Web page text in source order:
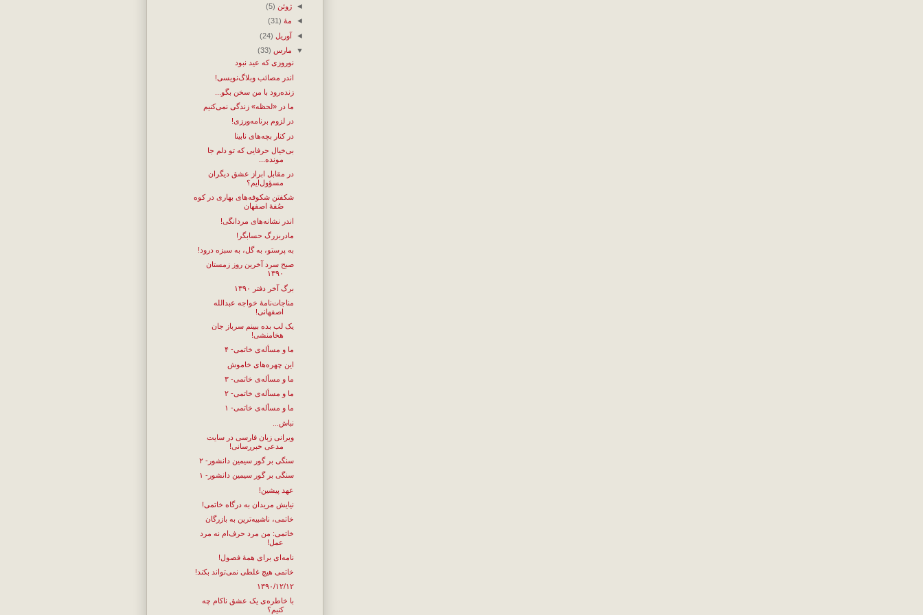
◄ژوئن (5)
◄ مهٔ (31)
◄آوریل (24)
▼ مارس (33)
نوروزی که عید نبود
اندر مصائب وبلاگ‌نویسی!
زنده‌رود با من سخن بگو...
ما در «لحظه» زندگی نمی‌کنیم
در لزوم برنامه‌ورزی!
در کنار بچه‌های نابینا
بی‌خیال حرفایی که تو دلم جا
مونده...
در مقابل ابراز عشق دیگران
مسؤول‌ایم؟
شکفتن شکوفه‌های بهاری در کوه
صُفهٔ اصفهان
اندر نشانه‌های مردانگی!
مادربزرگ حسابگر!
به پرستو، به گل، به سبزه درود!
صبح سرد آخرین روز زمستان
۱۳۹۰
برگ آخر دفتر ۱۳۹۰
مناجات‌نامهٔ خواجه عبدالله
اصفهانی!
یک لب بده ببینم سرباز جان
هخامنشی!
ما و مسأله‌ی خاتمی- ۴
این چهره‌های خاموش
ما و مسأله‌ی خاتمی- ۳
ما و مسأله‌ی خاتمی- ۲
ما و مسأله‌ی خاتمی- ۱
نباش...
ویرانی زبان فارسی در سایت
مدعی خبررسانی!
سنگی بر گور سیمین دانشور- ۲
سنگی بر گور سیمین دانشور- ۱
عهد پیشین!
نیایش مریدان به درگاه خاتمی!
خاتمی، ناشبیه‌ترین به بازرگان
خاتمی: من مرد حرف‌ام نه مرد
عمل!
نامه‌ای برای همهٔ فصول!
خاتمی هیچ غلطی نمی‌تواند بکند!
۱۳۹۰/۱۲/۱۲
با خاطره‌ی یک عشق ناکام چه
کنیم؟